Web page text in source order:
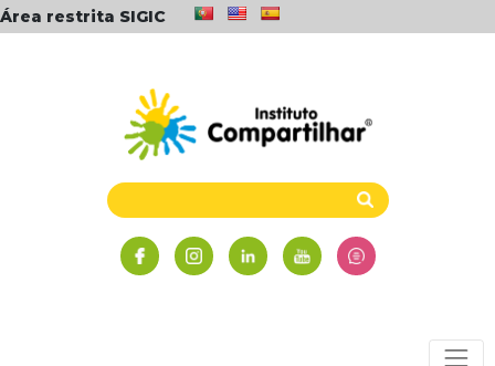
Área restrita SIGIC